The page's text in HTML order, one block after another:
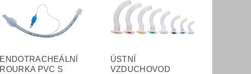
ENDOTRACHEÁLNÍ
ROURKA PVC S
ÚSTNÍ
VZDUCHOVOD